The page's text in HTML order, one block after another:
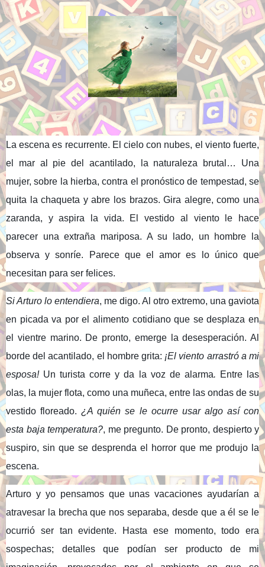
La escena es recurrente. El cielo con nubes, el viento fuerte,
el mar al pie del acantilado, la naturaleza brutal… Una
mujer, sobre la hierba, contra el pronóstico de tempestad, se
quita la chaqueta y abre los brazos. Gira alegre, como una
zaranda, y aspira la vida. El vestido al viento le hace
parecer una extraña mariposa. A su lado, un hombre la
observa y sonríe. Parece que el amor es lo único que
necesitan para ser felices.
Si Arturo lo entendiera, me digo. Al otro extremo, una gaviota
en picada va por el alimento cotidiano que se desplaza en
el vientre marino. De pronto, emerge la desesperación. Al
borde del acantilado, el hombre grita: ¡El viento arrastró a mi
esposa! Un turista corre y da la voz de alarma. Entre las
olas, la mujer flota, como una muñeca, entre las ondas de su
vestido floreado.¿A quién se le ocurre usar algo así con
esta baja temperatura?, me pregunto. De pronto, despierto y
suspiro, sin que se desprenda el horror que me produjo la
escena.
Arturo y yo pensamos que unas vacaciones ayudarían a
atravesar la brecha que nos separaba, desde que a él se le
ocurrió ser tan evidente. Hasta ese momento, todo era
sospechas; detalles que podían ser producto de mi